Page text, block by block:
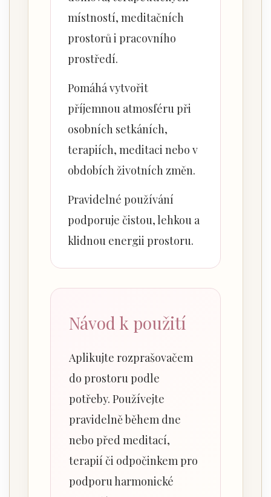
místností, meditačních
prostorů i pracovního
prostředí.
Pomáhá vytvořit
příjemnou atmosféru při
osobních setkáních,
terapiích, meditaci nebo v
obdobích životních změn.
Pravidelné používání
podporuje čistou, lehkou a
klidnou energii prostoru.
Návod k použití
Aplikujte rozprašovačem
do prostoru podle
potřeby. Používejte
pravidelně během dne
nebo před meditací,
terapií či odpočinkem pro
podporu harmonické